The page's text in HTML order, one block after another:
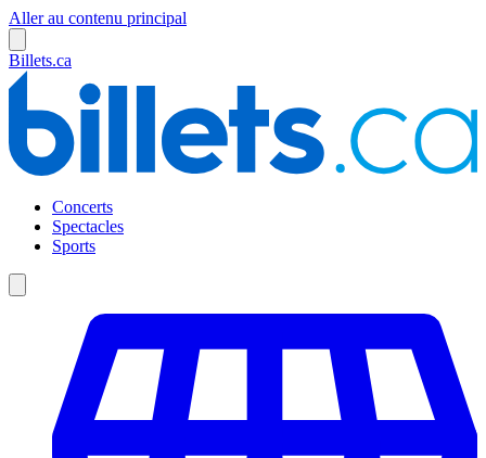
Aller au contenu principal
Billets.ca
Concerts
Spectacles
Sports